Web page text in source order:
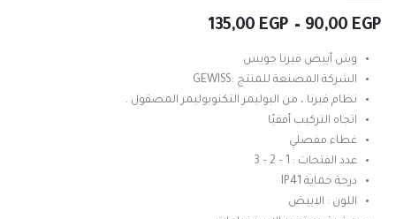
90,00 EGP
–
135,00 EGP
نطاق
خلال
وش أبيض فيرنا جويس
الشركة المصنعة للمنتج :GEWISS
نظام فيرنا ، من البوليمر التكنوبوليمر المصقول .
اتجاه التركيب أفقيًا
غطاء مفصلي
عدد الفتحات : 1 – 2 – 3
درجة حماية IP41
اللون : الابيض